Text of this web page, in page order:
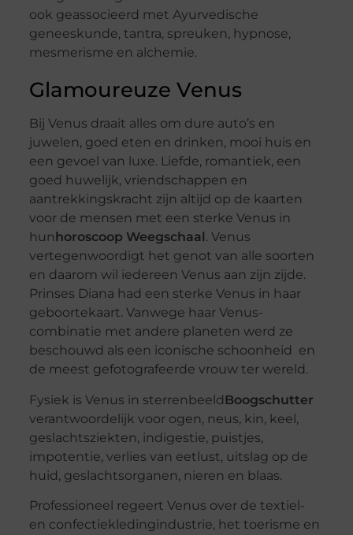
ook geassocieerd met Ayurvedische
geneeskunde, tantra, spreuken, hypnose,
mesmerisme en alchemie.
Glamoureuze Venus
Bij Venus draait alles om dure auto’s en
juwelen, goed eten en drinken, mooi huis en
een gevoel van luxe. Liefde, romantiek, een
goed huwelijk, vriendschappen en
aantrekkingskracht zijn altijd op de kaarten
voor de mensen met een sterke Venus in
hun horoscoop Weegschaal . Venus
vertegenwoordigt het genot van alle soorten
en daarom wil iedereen Venus aan zijn zijde.
Prinses Diana had een sterke Venus in haar
geboortekaart. Vanwege haar Venus-
combinatie met andere planeten werd ze
beschouwd als een iconische schoonheid en
de meest gefotografeerde vrouw ter wereld.
Fysiek is Venus in sterrenbeeldBoogschutter
verantwoordelijk voor ogen, neus, kin, keel,
geslachtsziekten, indigestie, puistjes,
impotentie, verlies van eetlust, uitslag op de
huid, geslachtsorganen, nieren en blaas.
Professioneel regeert Venus over de textiel-
en confectiekledingindustrie, het toerisme en